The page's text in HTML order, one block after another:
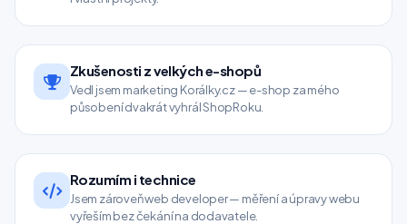
Zkušenosti z velkých e-shopů
Vedl jsem marketing Korálky.cz — e-shop za mého
působení dvakrát vyhrál ShopRoku.
Rozumím i technice
Jsem zároveň web developer — měření a úpravy webu
vyřeším bez čekání na dodavatele.